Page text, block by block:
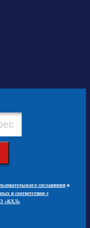
соглашения и
в соответствии с
«КХЛ»